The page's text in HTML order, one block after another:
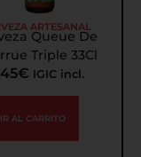
ARTESANAL
Queue De
Triple 33Cl
€ IGIC incl.
AL CARRITO